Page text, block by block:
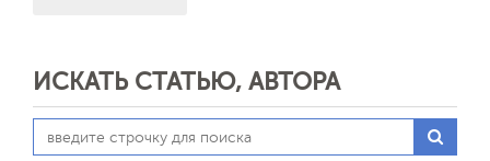
ИСКАТЬ СТАТЬЮ, АВТОРА